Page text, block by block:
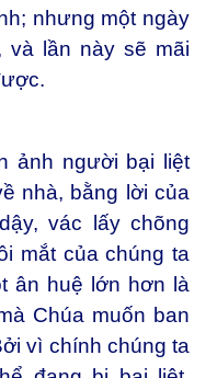
nhưng một ngày
và lần này sẽ mãi
ảnh người bại liệt
nhà, bằng lời của
vác lấy chõng
mắt của chúng ta
ân huệ lớn hơn là
Chúa muốn ban
vì chính chúng ta